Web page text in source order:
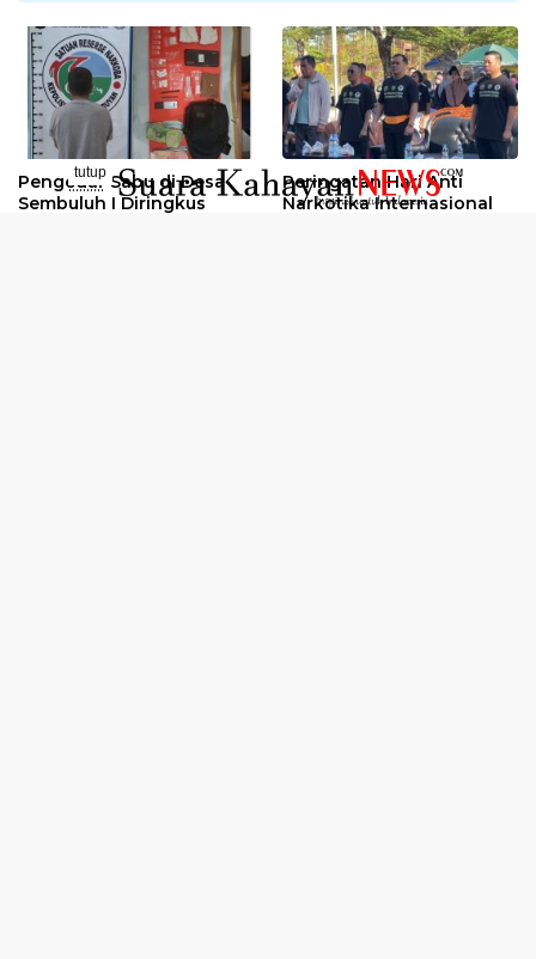
Pengedar Sabu di Desa
Sembuluh I Diringkus
Peringatan Hari Anti
Narkotika Internasional
tutup
..........